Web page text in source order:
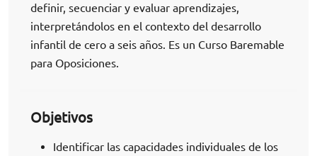
definir, secuenciar y evaluar aprendizajes,
interpretándolos en el contexto del desarrollo
infantil de cero a seis años. Es un Curso Baremable
para Oposiciones.
Objetivos
Identificar las capacidades individuales de los